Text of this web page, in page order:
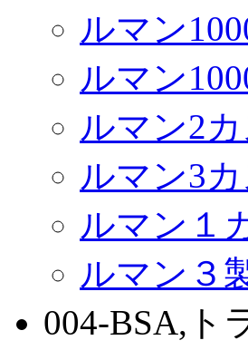
ルマン
ルマン
ルマン2
ルマン3
ルマン１
ルマン３
004-BSA,ト